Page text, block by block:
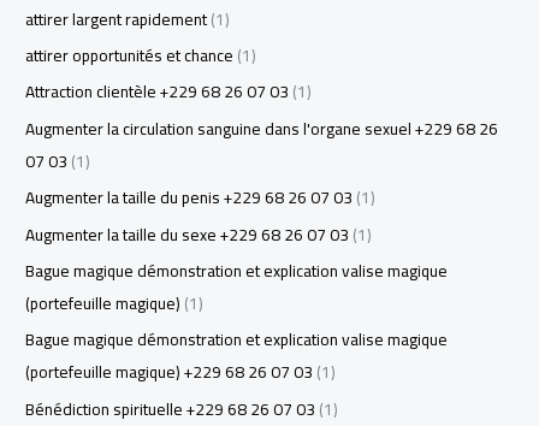
attirer largent rapidement(1)
attirer opportunités et chance(1)
Attraction clientèle +229 68 26 07 03(1)
Augmenter la circulation sanguine dans l'organe sexuel +229 68 26
07 03(1)
Augmenter la taille du penis +229 68 26 07 03(1)
Augmenter la taille du sexe +229 68 26 07 03(1)
Bague magique démonstration et explication valise magique
(portefeuille magique)(1)
Bague magique démonstration et explication valise magique
(portefeuille magique) +229 68 26 07 03(1)
Bénédiction spirituelle +229 68 26 07 03(1)